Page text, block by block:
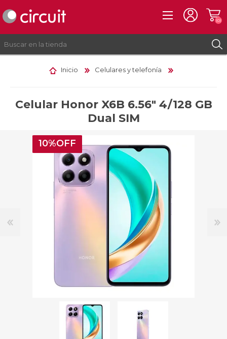
INICIAR SESIÓN
(0)
Inicio Celulares y telefonía
Celular Honor X6B 6.56" 4/128 GB
Dual SIM
10%OFF